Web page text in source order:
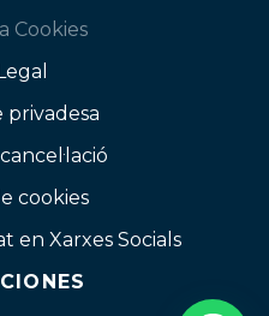
Cookies
privadesa
cookies
en Xarxes Socials